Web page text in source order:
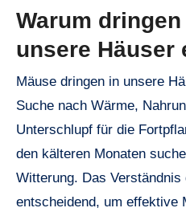
Warum
unsere Häuser
Mäuse dringen in unsere
Suche nach Wärme,
Unterschlupf für die
den kälteren Monaten
Witterung. Das
entscheidend, um effektive